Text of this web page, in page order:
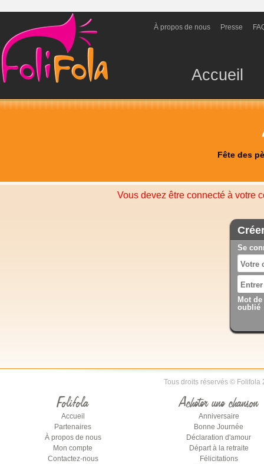
Presse
À propos de nous
Accueil
Fête des
Vous devez être connecté à votre
Se
Mot
oublié
Tous droits réservés © Folifola
Folifola
Accueil
Partenaires
À propos de nous
Mon compte
Contactez-nous
Acheter une chanson
Anniversaire
Bonne Journée
Déclaration d'amour
Départ à la retraite
Félicitations